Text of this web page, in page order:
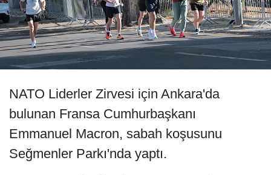
NATO Liderler Zirvesi için Ankara'da
bulunan Fransa Cumhurbaşkanı
Emmanuel Macron, sabah koşusunu
Seğmenler Parkı'nda yaptı.